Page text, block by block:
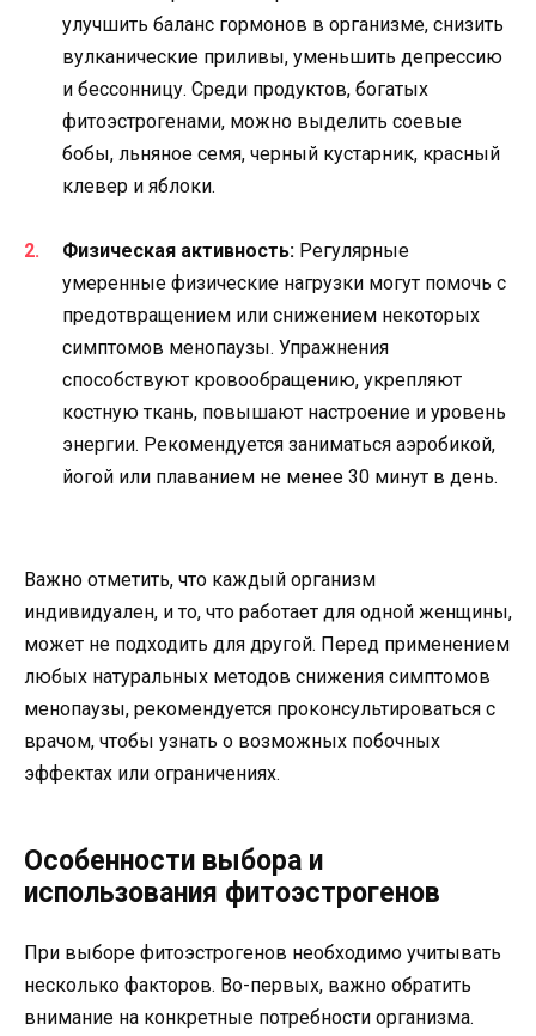
улучшить баланс гормонов в организме, снизить
вулканические приливы, уменьшить депрессию
и бессонницу. Среди продуктов, богатых
фитоэстрогенами, можно выделить соевые
бобы, льняное семя, черный кустарник, красный
клевер и яблоки.
Физическая активность: Регулярные
умеренные физические нагрузки могут помочь с
предотвращением или снижением некоторых
симптомов менопаузы. Упражнения
способствуют кровообращению, укрепляют
костную ткань, повышают настроение и уровень
энергии. Рекомендуется заниматься аэробикой,
йогой или плаванием не менее 30 минут в день.
Важно отметить, что каждый организм
индивидуален, и то, что работает для одной женщины,
может не подходить для другой. Перед применением
любых натуральных методов снижения симптомов
менопаузы, рекомендуется проконсультироваться с
врачом, чтобы узнать о возможных побочных
эффектах или ограничениях.
Особенности выбора и
использования фитоэстрогенов
При выборе фитоэстрогенов необходимо учитывать
несколько факторов. Во-первых, важно обратить
внимание на конкретные потребности организма.